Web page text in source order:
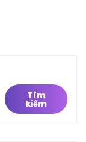
Tìm
kiếm